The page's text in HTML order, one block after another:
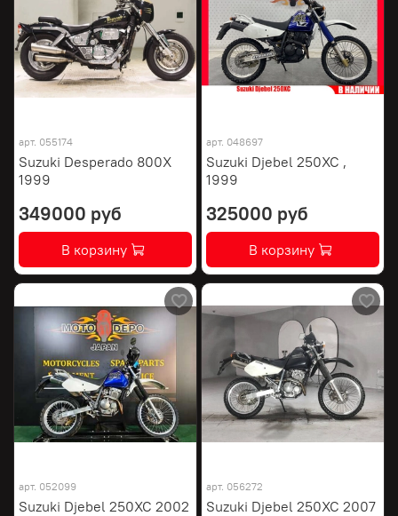
арт. 055174
Suzuki Desperado 800X
1999
349000 руб
В корзину
арт. 048697
Suzuki Djebel 250XC ,
1999
325000 руб
В корзину
арт. 052099
Suzuki Djebel 250XC 2002
арт. 056272
Suzuki Djebel 250XC 2007